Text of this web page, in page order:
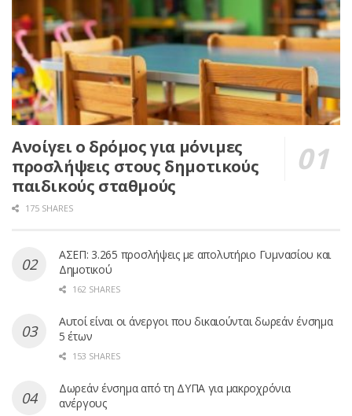
Ανοίγει ο δρόμος για μόνιμες
προσλήψεις στους δημοτικούς
παιδικούς σταθμούς
175 SHARES
ΑΣΕΠ: 3.265 προσλήψεις με απολυτήριο Γυμνασίου και
Δημοτικού
162 SHARES
Αυτοί είναι οι άνεργοι που δικαιούνται δωρεάν ένσημα
5 έτων
153 SHARES
Δωρεάν ένσημα από τη ΔΥΠΑ για μακροχρόνια
ανέργους